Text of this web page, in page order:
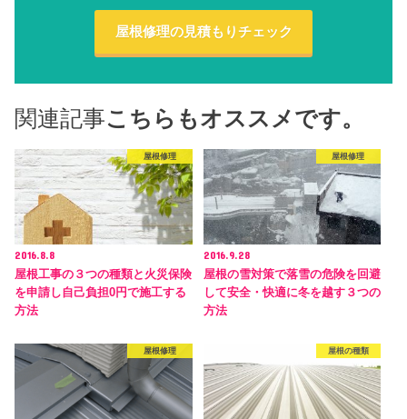
屋根修理の見積もりチェック
関連記事こちらもオススメです。
屋根修理
2016.8.8
屋根工事の３つの種類と火災保険
を申請し自己負担0円で施工する
方法
屋根修理
2016.9.28
屋根の雪対策で落雪の危険を回避
して安全・快適に冬を越す３つの
方法
屋根修理 屋根の種類